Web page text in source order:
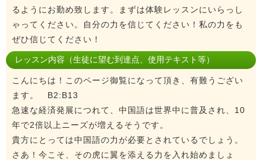
るようにお勤め致します。まずは体験レッスンにいらっし
ゃってください。自分の力を信じてください！私の力をも
ぜひ信じてください！
レッスン内容（生徒に望む到達点、使用テキスト等）
こんにちは！このページ御覧になって頂き、有難うござい
ます。 B2:B13
急速な経済発展につれて、中国語は世界中に普及され、10
年で2倍以上ニーズが増えるそうです。
貴方にとっては中国語の力が必要とされているでしょう。
さあ！今こそ、その虎に翼を添える力を入れ始めましょ